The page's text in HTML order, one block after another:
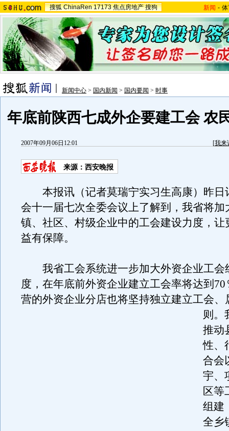
搜狐 ChinaRen 17173 焦点房地产 搜狗 新闻 -
新闻中心 > 国内新闻 > 国内要闻 > 时事
年底前陕西七成外企要建工会 农
2007年09月06日12:01 [我来
来源：西安晚报
本报讯（记者莫瑞宁实习生高康）昨日
会十一届七次全委会议上了解到，我省将加
镇、社区、村级企业中的工会建设力度，让
益有保障。
我省工会系统进一步加大外资企业工会
度，在年底前外资企业建立工会率将达到
营的外资企业分店也将坚持独立建立工会、
则。
推动
性、
合会
宇、
区等
组建
全乡